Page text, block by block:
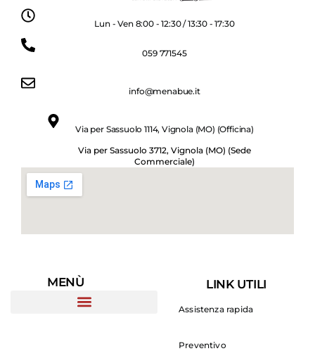
Lun - Ven 8:00 - 12:30 / 13:30 - 17:30
059 771545
info@menabue.it
Via per Sassuolo 1114, Vignola (MO) (Officina)
Via per Sassuolo 3712, Vignola (MO) (Sede
Commerciale)
MENÙ LINK UTILI
Assistenza rapida
Preventivo